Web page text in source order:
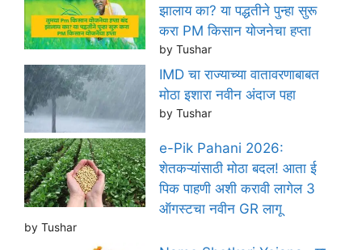
झालाय का? या पद्धतीने पुन्हा सुरू
करा PM किसान योजनेचा हप्ता
by Tushar
IMD चा राज्याच्या वातावरणाबाबत
मोठा इशारा नवीन अंदाज पहा
by Tushar
e-Pik Pahani 2026:
शेतकऱ्यांसाठी मोठा बदल! आता ई
पिक पाहणी अशी करावी लागेल 3
ऑगस्टचा नवीन GR लागू
by Tushar